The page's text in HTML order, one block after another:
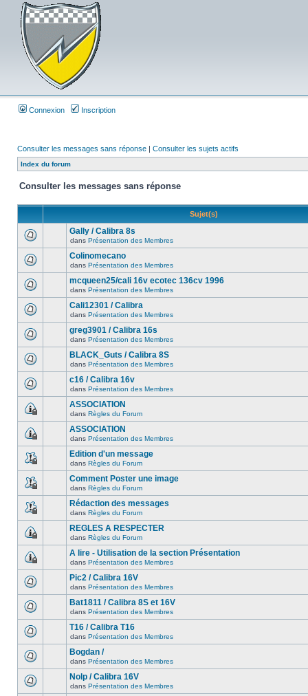
Connexion Inscription
Consulter les messages sans réponse | Consulter les sujets actifs
Index du forum
Consulter les messages sans réponse
Sujet(s)
Gally / Calibra 8s
dans Présentation des Membres
Colinomecano
dans Présentation des Membres
mcqueen25/cali 16v ecotec 136cv 1996
dans Présentation des Membres
Cali12301 / Calibra
dans Présentation des Membres
greg3901 / Calibra 16s
dans Présentation des Membres
BLACK_Guts / Calibra 8S
dans Présentation des Membres
c16 / Calibra 16v
dans Présentation des Membres
ASSOCIATION
dans Règles du Forum
ASSOCIATION
dans Présentation des Membres
Edition d'un message
dans Règles du Forum
Comment Poster une image
dans Règles du Forum
Rédaction des messages
dans Règles du Forum
REGLES A RESPECTER
dans Règles du Forum
A lire - Utilisation de la section Présentation
dans Présentation des Membres
Pic2 / Calibra 16V
dans Présentation des Membres
Bat1811 / Calibra 8S et 16V
dans Présentation des Membres
T16 / Calibra T16
dans Présentation des Membres
Bogdan /
dans Présentation des Membres
Nolp / Calibra 16V
dans Présentation des Membres